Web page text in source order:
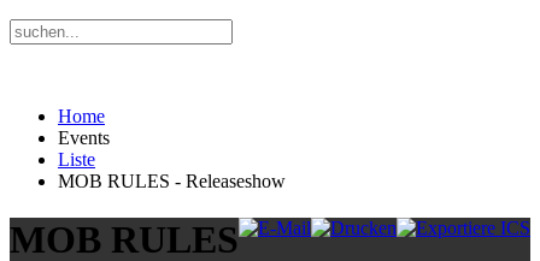
Home
Events
Liste
MOB RULES - Releaseshow
MOB RULES